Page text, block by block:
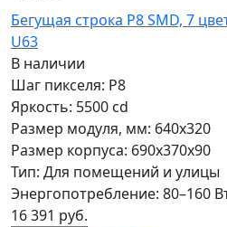
Бегущая строка Р8 SMD, 7
U63
В наличии
Шаг пикселя: P8
Яркость: 5500 cd
Размер модуля, мм: 640x320
Размер корпуса: 690x370x90
Тип: Для помещений и улицы
Энергопотребление: 80–160
16 391 руб.